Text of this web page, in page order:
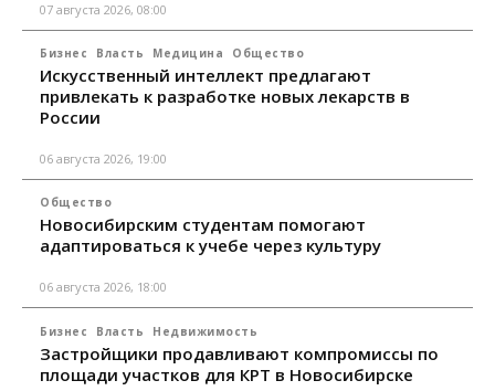
07 августа 2026, 08:00
Бизнес Власть Медицина Общество
Искусственный интеллект предлагают
привлекать к разработке новых лекарств в
России
06 августа 2026, 19:00
Общество
Новосибирским студентам помогают
адаптироваться к учебе через культуру
06 августа 2026, 18:00
Бизнес Власть Недвижимость
Застройщики продавливают компромиссы по
площади участков для КРТ в Новосибирске